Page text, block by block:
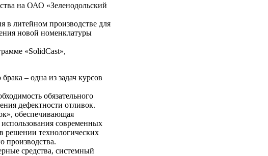
на ОАО «Зеленодольский
в литейном производстве для
новой номенклатуры
«SolidCast»,
– одна из задач курсов
обязательного
дефектности отливок.
обеспечивающая
современных
решении технологических
производства.
средства, системный